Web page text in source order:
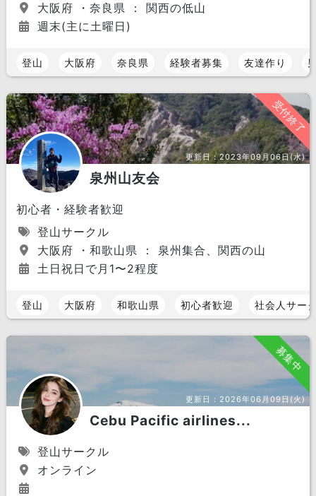
大阪府 ・奈良県 ： 関西の低山
週末(主に土曜日)
登山 大阪府 奈良県 経験者募集 友達作り
受付終了
更新日：2023年09月06日(水)
泉州山友会
初心者・経験者歓迎
登山サークル
大阪府 ・和歌山県 ： 泉州集合、関西の山
土日祝日で月1〜2程度
登山 大阪府 和歌山県 初心者歓迎 社会人サー
募集中
更新日： 2026年06月09日(火)
Cebu Pacific airlines...
登山サークル
オンライン